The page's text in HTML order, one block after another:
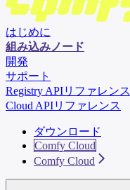
はじめに
組み込みノード
開発
サポート
Registry APIリファレンス
Cloud APIリファレンス
ダウンロード
Comfy Cloud
Comfy Cloud